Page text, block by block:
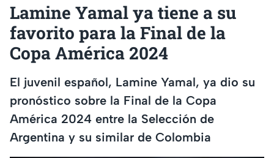
Lamine Yamal ya tiene a su
favorito para la Final de la
Copa América 2024
El juvenil español, Lamine Yamal, ya dio su
pronóstico sobre la Final de la Copa
América 2024 entre la Selección de
Argentina y su similar de Colombia